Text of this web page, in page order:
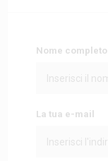
Nome completo
La tua e-mail